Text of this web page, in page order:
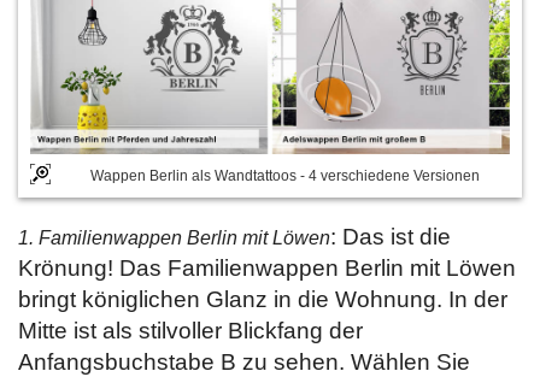
Wappen Berlin als Wandtattoos - 4 verschiedene Versionen
1. Familienwappen Berlin mit Löwen: Das ist die
Krönung! Das Familienwappen Berlin mit Löwen
bringt königlichen Glanz in die Wohnung. In der
Mitte ist als stilvoller Blickfang der
Anfangsbuchstabe B zu sehen. Wählen Sie